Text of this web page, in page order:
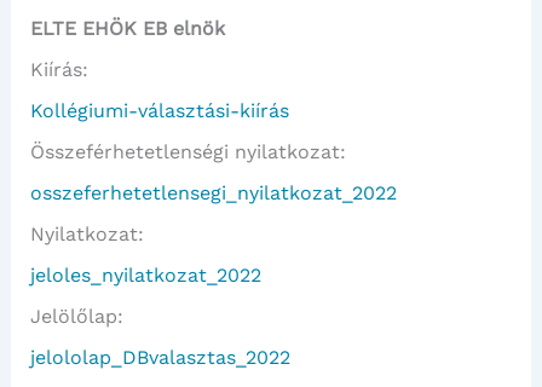
ELTE EHÖK EB elnök
Kiírás:
Kollégiumi-választási-kiírás
Összeférhetetlenségi nyilatkozat:
osszeferhetetlensegi_nyilatkozat_2022
Nyilatkozat:
jeloles_nyilatkozat_2022
Jelölőlap:
jelololap_DBvalasztas_2022